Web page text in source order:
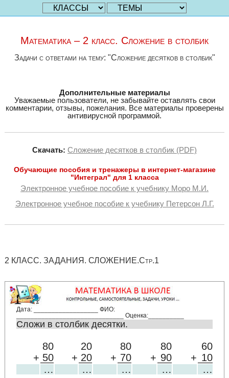
Математика – 2 класс. Сложение в столбик
Задачи с ответами на тему: "Сложение десятков в столбик"
Дополнительные материалы
Уважаемые пользователи, не забывайте оставлять свои
комментарии, отзывы, пожелания. Все материалы проверены
антивирусной программой.
Скачать: Сложение десятков в столбик (PDF)
Обучающие пособия и тренажеры в интернет-магазине
"Интеграл" для 1 класса
Электронное учебное пособие к учебнику Моро М.И.
Электронное учебное пособие к учебнику Петерсон Л.Г.
2 КЛАСС. ЗАДАНИЯ. СЛОЖЕНИЕ.Стр.1
Дата: __________________ ФИО:
______________________________ Оценка:__________
Сложи в столбик десятки.
80 20 80 80
60
+ 50 + 20 + 70 + 90 + 10
…
… … … …